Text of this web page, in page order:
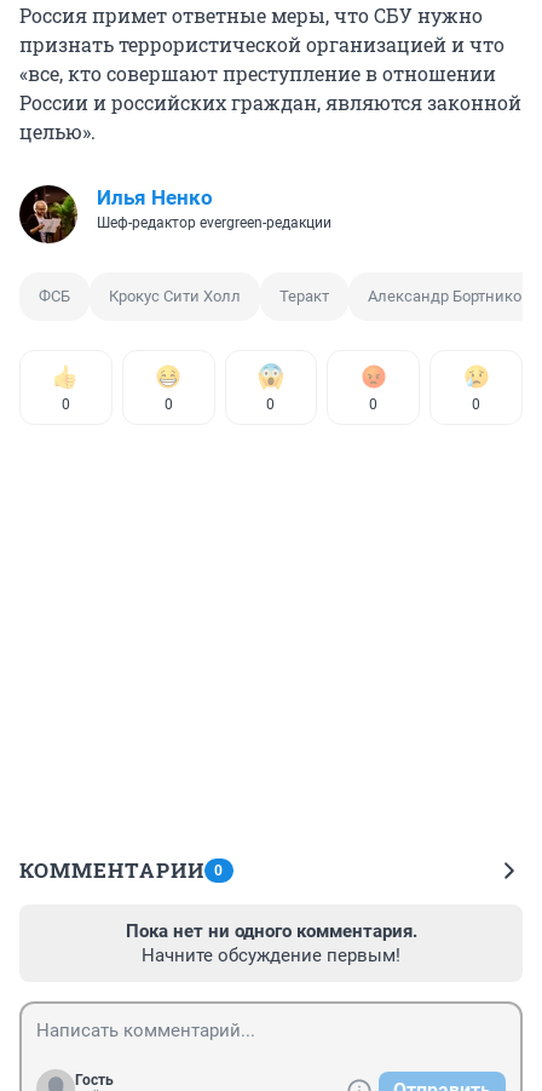
Россия примет ответные меры, что СБУ нужно
признать террористической организацией и что
«все, кто совершают преступление в отношении
России и российских граждан, являются законной
целью».
Илья Ненко
Шеф-редактор evergreen-редакции
ФСБ Крокус Сити Холл Теракт Александр Бортников
0 0 0 0 0
КОММЕНТАРИИ 0
Пока нет ни одного комментария.
Начните обсуждение первым!
Гость